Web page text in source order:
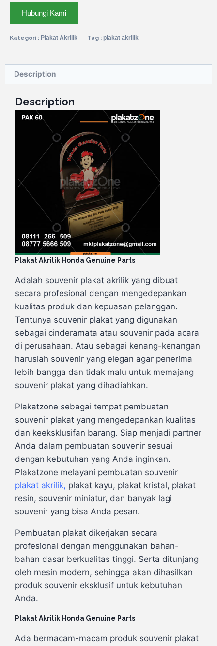
Hubungi Kami
Kategori : Plakat Akrilik Tag : plakat akrilik
Description
Description
Plakat Akrilik Honda Genuine Parts
Adalah souvenir plakat akrilik yang dibuat
secara profesional dengan mengedepankan
kualitas produk dan kepuasan pelanggan.
Tentunya souvenir plakat yang digunakan
sebagai cinderamata atau souvenir pada acara
di perusahaan. Atau sebagai kenang-kenangan
haruslah souvenir yang elegan agar penerima
lebih bangga dan tidak malu untuk memajang
souvenir plakat yang dihadiahkan.
Plakatzone sebagai tempat pembuatan
souvenir plakat yang mengedepankan kualitas
dan keeksklusifan barang. Siap menjadi partner
Anda dalam pembuatan souvenir sesuai
dengan kebutuhan yang Anda inginkan.
Plakatzone melayani pembuatan souvenir
plakat akrilik, plakat kayu, plakat kristal, plakat
resin, souvenir miniatur, dan banyak lagi
souvenir yang bisa Anda pesan.
Pembuatan plakat dikerjakan secara
profesional dengan menggunakan bahan-
bahan dasar berkualitas tinggi. Serta ditunjang
oleh mesin modern, sehingga akan dihasilkan
produk souvenir eksklusif untuk kebutuhan
Anda.
Plakat Akrilik Honda Genuine Parts
Ada bermacam-macam produk souvenir plakat